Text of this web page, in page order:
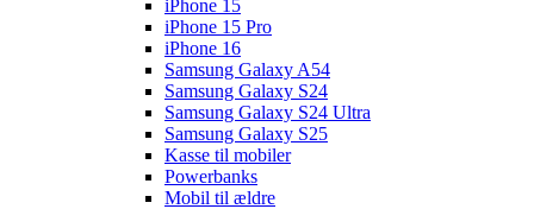
iPhone 15
iPhone 15 Pro
iPhone 16
Samsung Galaxy A54
Samsung Galaxy S24
Samsung Galaxy S24 Ultra
Samsung Galaxy S25
Kasse til mobiler
Powerbanks
Mobil til ældre